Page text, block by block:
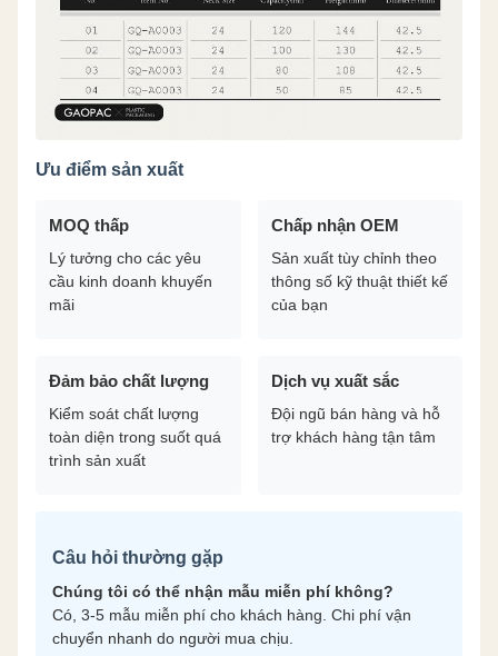
Ưu điểm sản xuất
MOQ thấp
Lý tưởng cho các yêu
cầu kinh doanh khuyến
mãi
Chấp nhận OEM
Sản xuất tùy chỉnh theo
thông số kỹ thuật thiết kế
của bạn
Đảm bảo chất lượng
Kiểm soát chất lượng
toàn diện trong suốt quá
trình sản xuất
Dịch vụ xuất sắc
Đội ngũ bán hàng và hỗ
trợ khách hàng tận tâm
Câu hỏi thường gặp
Chúng tôi có thể nhận mẫu miễn phí không?
Có, 3-5 mẫu miễn phí cho khách hàng. Chi phí vận
chuyển nhanh do người mua chịu.